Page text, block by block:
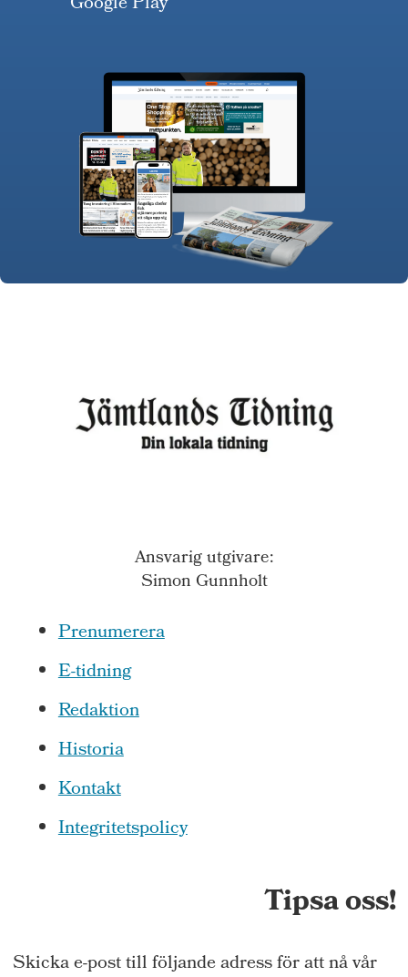
Ansvarig utgivare:
Simon Gunnholt
Prenumerera
E-tidning
Redaktion
Historia
Kontakt
Integritetspolicy
Tipsa oss!
Skicka e-post till följande adress för att nå vår